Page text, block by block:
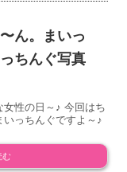
ん。まいっ
ちんぐ写真
性の日～♪ 今回はち
いっちんぐですよ～♪
む